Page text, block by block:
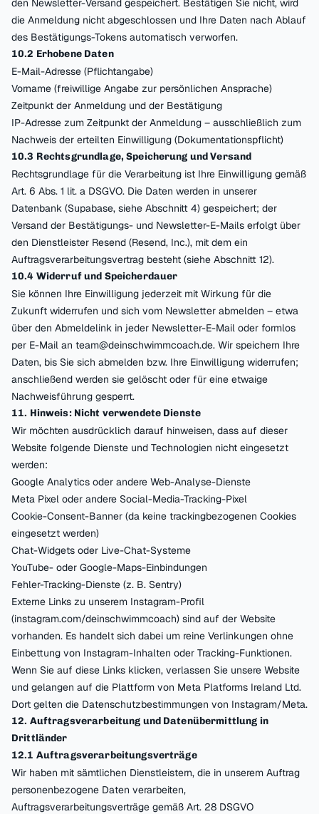
den Newsletter-Versand gespeichert. Bestätigen Sie nicht, wird
die Anmeldung nicht abgeschlossen und Ihre Daten nach Ablauf
des Bestätigungs-Tokens automatisch verworfen.
10.2 Erhobene Daten
E-Mail-Adresse (Pflichtangabe)
Vorname (freiwillige Angabe zur persönlichen Ansprache)
Zeitpunkt der Anmeldung und der Bestätigung
IP-Adresse zum Zeitpunkt der Anmeldung – ausschließlich zum
Nachweis der erteilten Einwilligung (Dokumentationspflicht)
10.3 Rechtsgrundlage, Speicherung und Versand
Rechtsgrundlage für die Verarbeitung ist Ihre Einwilligung gemäß
Art. 6 Abs. 1 lit. a DSGVO. Die Daten werden in unserer
Datenbank (Supabase, siehe Abschnitt 4) gespeichert; der
Versand der Bestätigungs- und Newsletter-E-Mails erfolgt über
den Dienstleister Resend (Resend, Inc.), mit dem ein
Auftragsverarbeitungsvertrag besteht (siehe Abschnitt 12).
10.4 Widerruf und Speicherdauer
Sie können Ihre Einwilligung jederzeit mit Wirkung für die
Zukunft widerrufen und sich vom Newsletter abmelden – etwa
über den Abmeldelink in jeder Newsletter-E-Mail oder formlos
per E-Mail an team@deinschwimmcoach.de. Wir speichern Ihre
Daten, bis Sie sich abmelden bzw. Ihre Einwilligung widerrufen;
anschließend werden sie gelöscht oder für eine etwaige
Nachweisführung gesperrt.
11. Hinweis: Nicht verwendete Dienste
Wir möchten ausdrücklich darauf hinweisen, dass auf dieser
Website folgende Dienste und Technologien nicht eingesetzt
werden:
Google Analytics oder andere Web-Analyse-Dienste
Meta Pixel oder andere Social-Media-Tracking-Pixel
Cookie-Consent-Banner (da keine trackingbezogenen Cookies
eingesetzt werden)
Chat-Widgets oder Live-Chat-Systeme
YouTube- oder Google-Maps-Einbindungen
Fehler-Tracking-Dienste (z. B. Sentry)
Externe Links zu unserem Instagram-Profil
(instagram.com/deinschwimmcoach) sind auf der Website
vorhanden. Es handelt sich dabei um reine Verlinkungen ohne
Einbettung von Instagram-Inhalten oder Tracking-Funktionen.
Wenn Sie auf diese Links klicken, verlassen Sie unsere Website
und gelangen auf die Plattform von Meta Platforms Ireland Ltd.
Dort gelten die Datenschutzbestimmungen von Instagram/Meta.
12. Auftragsverarbeitung und Datenübermittlung in
Drittländer
12.1 Auftragsverarbeitungsverträge
Wir haben mit sämtlichen Dienstleistern, die in unserem Auftrag
personenbezogene Daten verarbeiten,
Auftragsverarbeitungsverträge gemäß Art. 28 DSGVO